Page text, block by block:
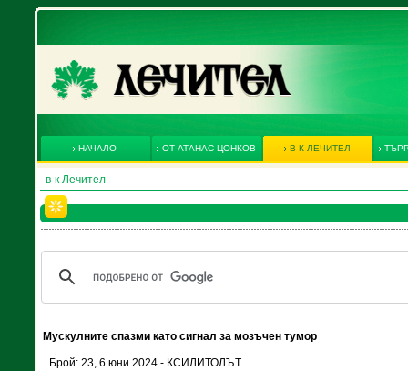
НАЧАЛО ОТ АТАНАС ЦОНКОВ В-К ЛЕЧИТЕЛ
в-к Лечител
Мускулните спазми като сигнал за мозъчен тумор
Брой: 23, 6 юни 2024 - КСИЛИТОЛЪТ